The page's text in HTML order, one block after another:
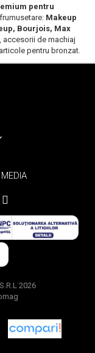
pentru
Makeup
Bourjois, Max
accesorii de machiaj
pentru bronzat.
2026